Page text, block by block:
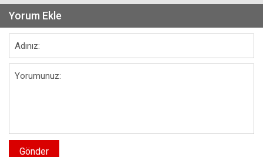
Yorum Ekle
Gönder